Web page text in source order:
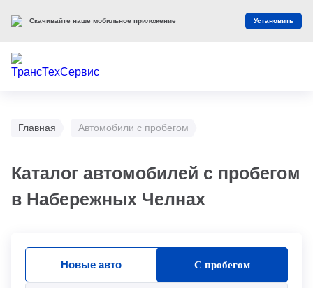
Главная Автомобили с пробегом
Каталог автомобилей с пробегом
в Набережных Челнах
Новые авто С пробегом
Скачивайте наше мобильное приложение Установить